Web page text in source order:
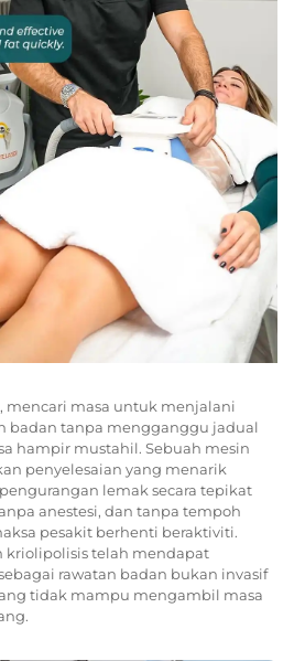
mencari masa untuk menjalani
badan tanpa mengganggu jadual
hampir mustahil. Sebuah mesin
penyelesaian yang menarik
lemak secara tepikat
anestesi, dan tanpa tempoh
pesakit berhenti beraktiviti.
kriolipolisis telah mendapat
rawatan badan bukan invasif
tidak mampu mengambil masa